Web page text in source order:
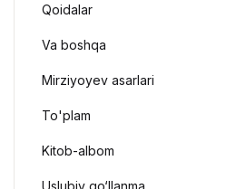
Qoidalar
Va boshqa
Mirziyoyev asarlari
To'plam
Kitob-albom
Uslubiy qo‘llanma